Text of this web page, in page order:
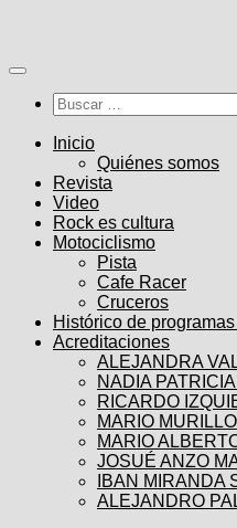
contenido
Buscar:
Inicio
Quiénes somos
Revista
Video
Rock es cultura
Motociclismo
Pista
Cafe Racer
Cruceros
Histórico de
Acreditaciones
ALEJANDRA
NADIA
RICARDO
MARIO
MARIO
JOSUÉ ANZO
IBAN MIRANDA
ALEJANDRO